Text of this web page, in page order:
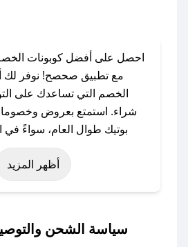
احصل على أفضل كوبونات
مع تطبيق صحصح! نوفر لك
الخصم التي تساعدك على
شراء. استمتع بعروض
بوتيك طوال العام، سواءً في
الفطر، عيد الأضحى، الجمعة
رمضان، اليوم الوطني، يوم
باستخدام تطبيق صحصح، يمكنك
أظهر المزيد
سياسة الشحن